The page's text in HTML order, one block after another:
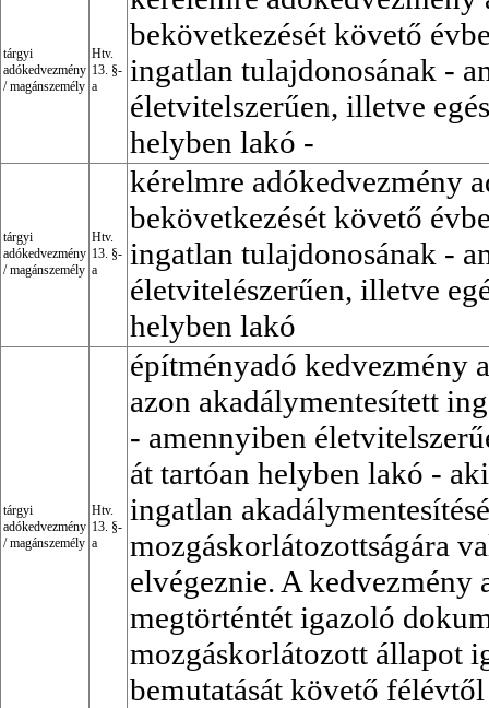
tárgyi
adókedvezmény
/magánszemély
Htv.
13. §-
a
bekövetkezését követő
ingatlan tulajdonosának -
életvitelszerűen, illetve
helyben lakó -
tárgyi
adókedvezmény
/magánszemély
Htv.
13. §-
a
kérelmre adókedvezmény
bekövetkezését követő
ingatlan tulajdonosának -
életvitelészerűen, illetve
helyben lakó
tárgyi
adókedvezmény
/magánszemély
Htv.
13. §-
a
építményadó kedvezmény
azon akadálymentesített
- amennyiben
át tartóan helyben lakó -
ingatlan
mozgáskorlátozottságára
elvégeznie. A kedvezmény
megtörténtét igazoló
mozgáskorlátozott állapot
bemutatását követő